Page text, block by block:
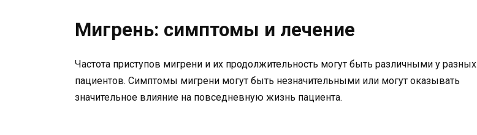
Мигрень: симптомы и лечение
Частота приступов мигрени и их продолжительность могут быть различными у разных
пациентов. Симптомы мигрени могут быть незначительными или могут оказывать
значительное влияние на повседневную жизнь пациента.